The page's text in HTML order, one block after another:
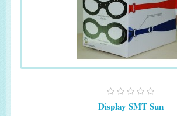
Display SMT Sun